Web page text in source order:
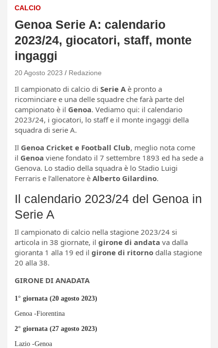
CALCIO
Genoa Serie A: calendario
2023/24, giocatori, staff, monte
ingaggi
20 Agosto 2023 Redazione
Il campionato di calcio di Serie A è pronto a
ricominciare e una delle squadre che farà parte del
campionato è il Genoa. Vediamo qui: il calendario
2023/24, i giocatori, lo staff e il monte ingaggi della
squadra di serie A.
Il Genoa Cricket e Football Club, meglio nota come
il Genoa viene fondato il 7 settembre 1893 ed ha sede a
Genova. Lo stadio della squadra è lo Stadio Luigi
Ferraris e l’allenatore è Alberto Gilardino.
Il calendario 2023/24 del Genoa in
Serie A
Il campionato di calcio nella stagione 2023/24 si
articola in 38 giornate, il girone di andata va dalla
gioranta 1 alla 19 ed il girone di ritorno dalla stagione
20 alla 38.
GIRONE DI ANADATA
1° giornata (20 agosto 2023)
Genoa -Fiorentina
2° giornata (27 agosto 2023)
Lazio -Genoa